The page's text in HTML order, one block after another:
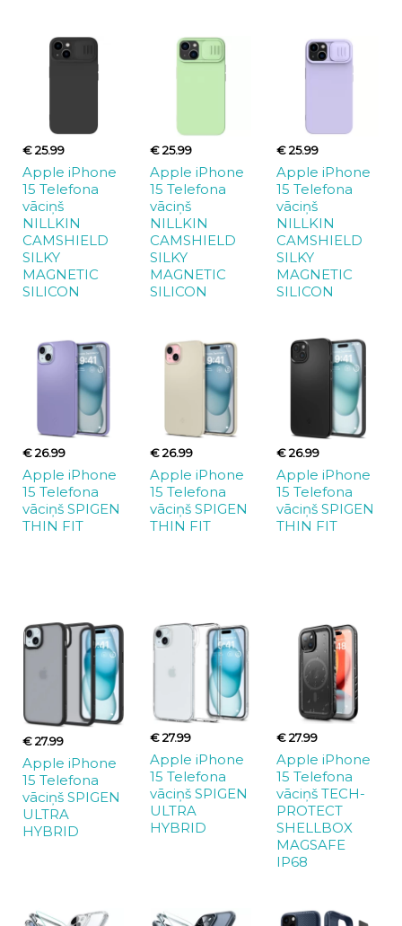
€ 25.99
Apple iPhone
15 Telefona
vāciņš
NILLKIN
CAMSHIELD
SILKY
MAGNETIC
SILICON
€ 25.99
Apple iPhone
15 Telefona
vāciņš
NILLKIN
CAMSHIELD
SILKY
MAGNETIC
SILICON
€ 25.99
Apple iPhone
15 Telefona
vāciņš
NILLKIN
CAMSHIELD
SILKY
MAGNETIC
SILICON
€ 26.99
Apple iPhone
15 Telefona
vāciņš SPIGEN
THIN FIT
€ 26.99
Apple iPhone
15 Telefona
vāciņš SPIGEN
THIN FIT
€ 26.99
Apple iPhone
15 Telefona
vāciņš SPIGEN
THIN FIT
€ 27.99
Apple iPhone
15 Telefona
vāciņš SPIGEN
ULTRA
HYBRID
€ 27.99
Apple iPhone
15 Telefona
vāciņš SPIGEN
ULTRA
HYBRID
€ 27.99
Apple iPhone
15 Telefona
vāciņš TECH-
PROTECT
SHELLBOX
MAGSAFE
IP68